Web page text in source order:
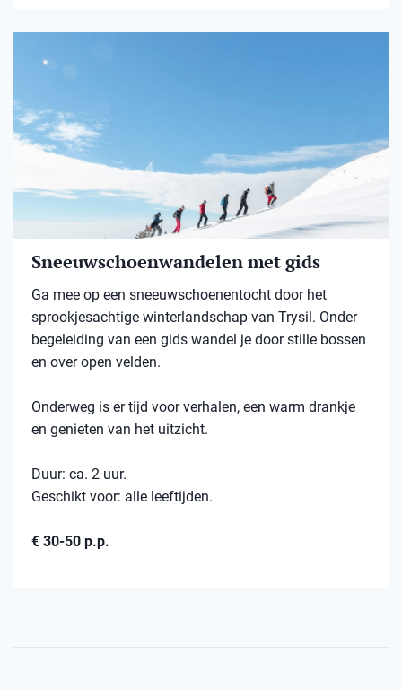
Sneeuwschoenwandelen met gids
Ga mee op een sneeuwschoenentocht door het
sprookjesachtige winterlandschap van Trysil. Onder
begeleiding van een gids wandel je door stille bossen
en over open velden.
Onderweg is er tijd voor verhalen, een warm drankje
en genieten van het uitzicht.
Duur: ca. 2 uur.
Geschikt voor: alle leeftijden.
€ 30-50 p.p.